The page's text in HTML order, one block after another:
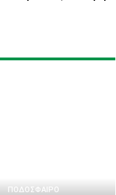
ΠΟΔΌΣΦΑΙΡΟ